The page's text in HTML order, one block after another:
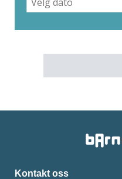
Kontakt oss